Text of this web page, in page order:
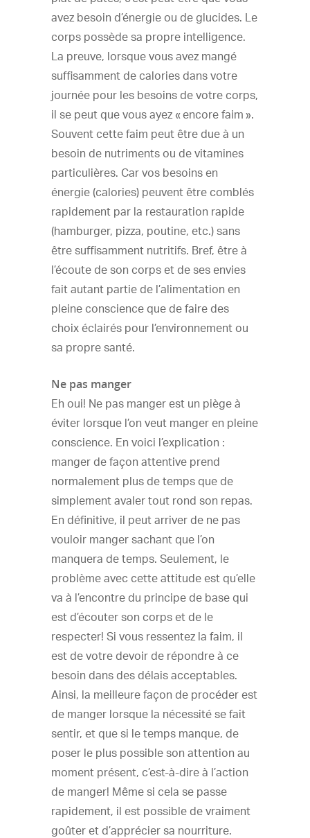
avez besoin d’énergie ou de glucides. Le
corps possède sa propre intelligence.
La preuve, lorsque vous avez mangé
suffisamment de calories dans votre
journée pour les besoins de votre corps,
il se peut que vous ayez « encore faim ».
Souvent cette faim peut être due à un
besoin de nutriments ou de vitamines
particulières. Car vos besoins en
énergie (calories) peuvent être comblés
rapidement par la restauration rapide
(hamburger, pizza, poutine, etc.) sans
être suffisamment nutritifs. Bref, être à
l’écoute de son corps et de ses envies
fait autant partie de l’alimentation en
pleine conscience que de faire des
choix éclairés pour l’environnement ou
sa propre santé.
Ne pas manger
Eh oui! Ne pas manger est un piège à
éviter lorsque l’on veut manger en pleine
conscience. En voici l’explication :
manger de façon attentive prend
normalement plus de temps que de
simplement avaler tout rond son repas.
En définitive, il peut arriver de ne pas
vouloir manger sachant que l’on
manquera de temps. Seulement, le
problème avec cette attitude est qu’elle
va à l’encontre du principe de base qui
est d’écouter son corps et de le
respecter! Si vous ressentez la faim, il
est de votre devoir de répondre à ce
besoin dans des délais acceptables.
Ainsi, la meilleure façon de procéder est
de manger lorsque la nécessité se fait
sentir, et que si le temps manque, de
poser le plus possible son attention au
moment présent, c’est-à-dire à l’action
de manger! Même si cela se passe
rapidement, il est possible de vraiment
goûter et d’apprécier sa nourriture.